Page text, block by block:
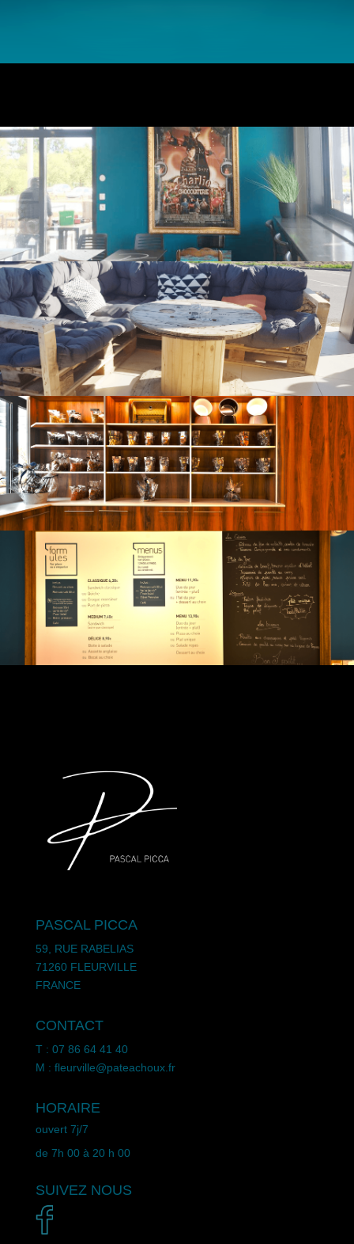
PASCAL PICCA
59, RUE RABELIAS
71260 FLEURVILLE
FRANCE
CONTACT
T : 07 86 64 41 40
M : fleurville@pateachoux.fr
HORAIRE
ouvert 7j/7
de 7h 00 à 20 h 00
SUIVEZ NOUS